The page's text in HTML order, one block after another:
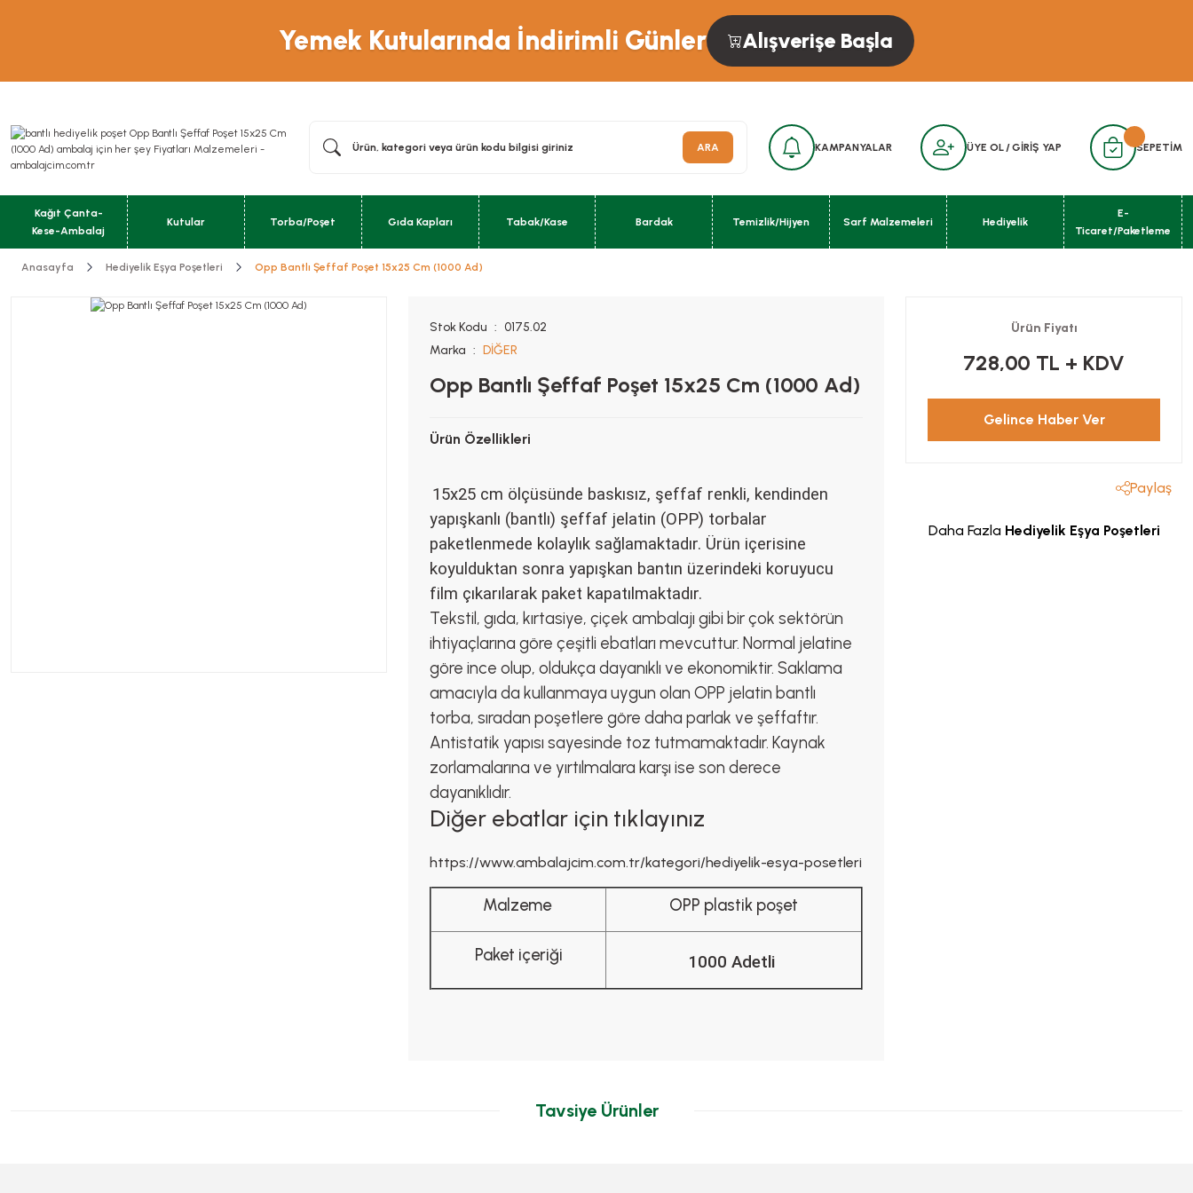
Yemek Kutularında İndirimli Günler Alışverişe Başla
ARA KAMPANYALAR ÜYE OL /GİRİŞ YAP SEPETİM
Kağıt Çanta-
Kese-Ambalaj
Kutular Torba/Poşet Gıda Kapları Tabak/Kase Bardak Temizlik/Hijyen Sarf Malzemeleri Hediyelik
E-
Ticaret/Paketleme
Anasayfa Hediyelik Eşya Poşetleri Opp Bantlı Şeffaf Poşet 15x25 Cm (1000 Ad)
Stok Kodu
0175.02
Marka
DİĞER
Opp Bantlı Şeffaf Poşet 15x25 Cm (1000 Ad)
Ürün Özellikleri
15x25 cm ölçüsünde baskısız, şeffaf renkli, kendinden
yapışkanlı (bantlı) şeffaf jelatin (OPP) torbalar
paketlenmede kolaylık sağlamaktadır. Ürün içerisine
koyulduktan sonra yapışkan bantın üzerindeki koruyucu
film çıkarılarak paket kapatılmaktadır.
Tekstil, gıda, kırtasiye, çiçek ambalajı gibi bir çok sektörün
ihtiyaçlarına göre çeşitli ebatları mevcuttur. Normal jelatine
göre ince olup, oldukça dayanıklı ve ekonomiktir. Saklama
amacıyla da kullanmaya uygun olan OPP jelatin bantlı
torba, sıradan poşetlere göre daha parlak ve şeffaftır.
Antistatik yapısı sayesinde toz tutmamaktadır. Kaynak
zorlamalarına ve yırtılmalara karşı ise son derece
dayanıklıdır.
Diğer ebatlar için tıklayınız
https://www.ambalajcim.com.tr/kategori/hediyelik-esya-posetleri
Malzeme OPP plastik poşet
Paket içeriği 1000 Adetli
Ürün Fiyatı
728,00 TL + KDV
Gelince Haber Ver
Paylaş
Daha Fazla Hediyelik Eşya Poşetleri
Tavsiye Ürünler